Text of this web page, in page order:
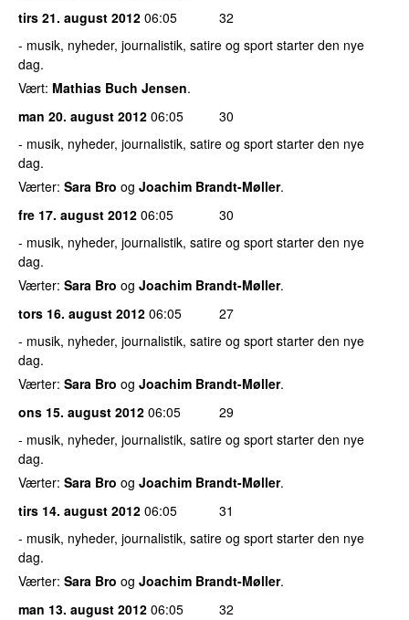
tirs 21. august 2012 06:05
32
- musik, nyheder, journalistik, satire og sport starter den nye
dag.
Vært: Mathias Buch Jensen.
man 20. august 2012 06:05
30
- musik, nyheder, journalistik, satire og sport starter den nye
dag.
Værter: Sara Bro og Joachim Brandt-Møller.
fre 17. august 2012 06:05
30
- musik, nyheder, journalistik, satire og sport starter den nye
dag.
Værter: Sara Bro og Joachim Brandt-Møller.
tors 16. august 2012 06:05
27
- musik, nyheder, journalistik, satire og sport starter den nye
dag.
Værter: Sara Bro og Joachim Brandt-Møller.
ons 15. august 2012 06:05
29
- musik, nyheder, journalistik, satire og sport starter den nye
dag.
Værter: Sara Bro og Joachim Brandt-Møller.
tirs 14. august 2012 06:05
31
- musik, nyheder, journalistik, satire og sport starter den nye
dag.
Værter: Sara Bro og Joachim Brandt-Møller.
man 13. august 2012 06:05
32